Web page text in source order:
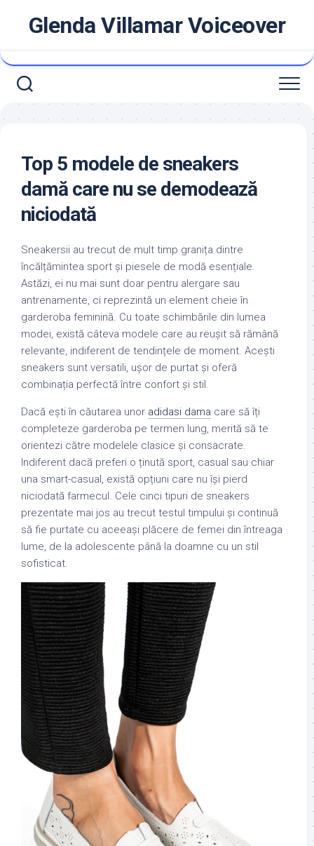
Glenda Villamar Voiceover
Top 5 modele de sneakers
damă care nu se demodează
niciodată
Sneakersii au trecut de mult timp granița dintre
încălțămintea sport și piesele de modă esențiale.
Astăzi, ei nu mai sunt doar pentru alergare sau
antrenamente, ci reprezintă un element cheie în
garderoba feminină. Cu toate schimbările din lumea
modei, există câteva modele care au reușit să rămână
relevante, indiferent de tendințele de moment. Acești
sneakers sunt versatili, ușor de purtat și oferă
combinația perfectă între confort și stil.
Dacă ești în căutarea unor adidasi dama care să îți
completeze garderoba pe termen lung, merită să te
orientezi către modelele clasice și consacrate.
Indiferent dacă preferi o ținută sport, casual sau chiar
una smart-casual, există opțiuni care nu își pierd
niciodată farmecul. Cele cinci tipuri de sneakers
prezentate mai jos au trecut testul timpului și continuă
să fie purtate cu aceeași plăcere de femei din întreaga
lume, de la adolescente până la doamne cu un stil
sofisticat.